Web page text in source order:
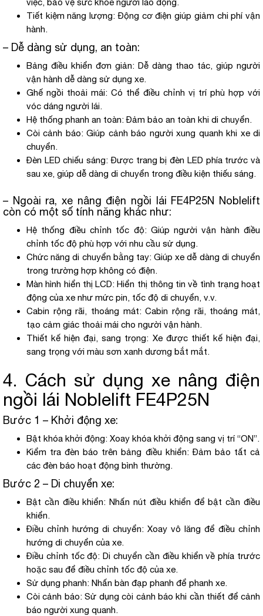
việc, bảo vệ sức khỏe người lao động.
Tiết kiệm năng lượng: Động cơ điện giúp giảm chi phí vận
hành.
– Dễ dàng sử dụng, an toàn:
Bảng điều khiển đơn giản: Dễ dàng thao tác, giúp người
vận hành dễ dàng sử dụng xe.
Ghế ngồi thoải mái: Có thể điều chỉnh vị trí phù hợp với
vóc dáng người lái.
Hệ thống phanh an toàn: Đảm bảo an toàn khi di chuyển.
Còi cảnh báo: Giúp cảnh báo người xung quanh khi xe di
chuyển.
Đèn LED chiếu sáng: Được trang bị đèn LED phía trước và
sau xe, giúp dễ dàng di chuyển trong điều kiện thiếu sáng.
– Ngoài ra, xe nâng điện ngồi lái FE4P25N Noblelift
còn có một số tính năng khác như:
Hệ thống điều chỉnh tốc độ: Giúp người vận hành điều
chỉnh tốc độ phù hợp với nhu cầu sử dụng.
Chức năng di chuyển bằng tay: Giúp xe dễ dàng di chuyển
trong trường hợp không có điện.
Màn hình hiển thị LCD: Hiển thị thông tin về tình trạng hoạt
động của xe như mức pin, tốc độ di chuyển, v.v.
Cabin rộng rãi, thoáng mát: Cabin rộng rãi, thoáng mát,
tạo cảm giác thoải mái cho người vận hành.
Thiết kế hiện đại, sang trọng: Xe được thiết kế hiện đại,
sang trọng với màu sơn xanh dương bắt mắt.
4. Cách sử dụng xe nâng điện
ngồi lái Noblelift FE4P25N
Bước 1 – Khởi động xe:
Bật khóa khởi động: Xoay khóa khởi động sang vị trí “ON”.
Kiểm tra đèn báo trên bảng điều khiển: Đảm bảo tất cả
các đèn báo hoạt động bình thường.
Bước 2 – Di chuyển xe:
Bật cần điều khiển: Nhấn nút điều khiển để bật cần điều
khiển.
Điều chỉnh hướng di chuyển: Xoay vô lăng để điều chỉnh
hướng di chuyển của xe.
Điều chỉnh tốc độ: Di chuyển cần điều khiển về phía trước
hoặc sau để điều chỉnh tốc độ của xe.
Sử dụng phanh: Nhấn bàn đạp phanh để phanh xe.
Còi cảnh báo: Sử dụng còi cảnh báo khi cần thiết để cảnh
báo người xung quanh.